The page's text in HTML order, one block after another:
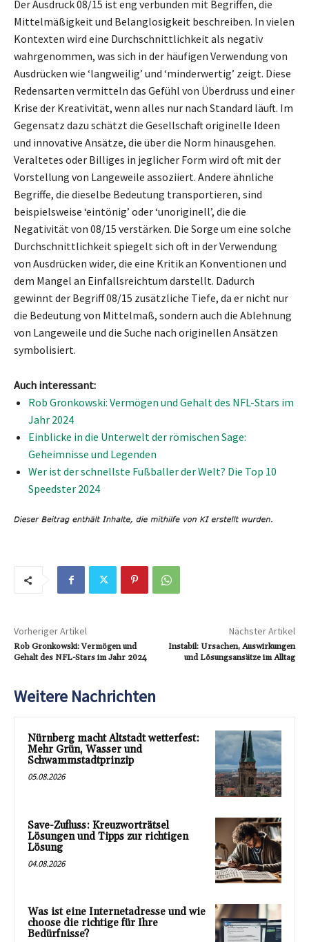
Der Ausdruck 08/15 ist eng verbunden mit Begriffen, die
Mittelmäßigkeit und Belanglosigkeit beschreiben. In vielen
Kontexten wird eine Durchschnittlichkeit als negativ
wahrgenommen, was sich in der häufigen Verwendung von
Ausdrücken wie ‘langweilig’ und ‘minderwertig’ zeigt. Diese
Redensarten vermitteln das Gefühl von Überdruss und einer
Krise der Kreativität, wenn alles nur nach Standard läuft. Im
Gegensatz dazu schätzt die Gesellschaft originelle Ideen
und innovative Ansätze, die über die Norm hinausgehen.
Veraltetes oder Billiges in jeglicher Form wird oft mit der
Vorstellung von Langeweile assoziiert. Andere ähnliche
Begriffe, die dieselbe Bedeutung transportieren, sind
beispielsweise ‘eintönig’ oder ‘unoriginell’, die die
Negativität von 08/15 verstärken. Die Sorge um eine solche
Durchschnittlichkeit spiegelt sich oft in der Verwendung
von Ausdrücken wider, die eine Kritik an Konventionen und
dem Mangel an Einfallsreichtum darstellt. Dadurch
gewinnt der Begriff 08/15 zusätzliche Tiefe, da er nicht nur
die Bedeutung von Mittelmaß, sondern auch die Ablehnung
von Langeweile und die Suche nach originellen Ansätzen
symbolisiert.
Auch interessant:
Rob Gronkowski: Vermögen und Gehalt des NFL-Stars im
Jahr 2024
Einblicke in die Unterwelt der römischen Sage:
Geheimnisse und Legenden
Wer ist der schnellste Fußballer der Welt? Die Top 10
Speedster 2024
Vorheriger Artikel
Rob Gronkowski: Vermögen und
Gehalt des NFL-Stars im Jahr 2024
Nächster Artikel
Instabil: Ursachen, Auswirkungen
und Lösungsansätze im Alltag
Weitere Nachrichten
Nürnberg macht Altstadt wetterfest:
Mehr Grün, Wasser und
Schwammstadtprinzip
05.08.2026
Save-Zufluss: Kreuzworträtsel
Lösungen und Tipps zur richtigen
Lösung
04.08.2026
Was ist eine Internetadresse und wie
choose die richtige für Ihre
Bedürfnisse?